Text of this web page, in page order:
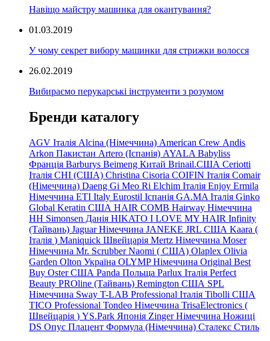
Навіщо майстру машинка для окантування?
01.03.2019
У чому секрет вибору машинки для стрижки волосся
26.02.2019
Вибираємо перукарські інструменти з розумом
Бренди каталогу
AGV Італія Alcina (Німеччина) American Crew Andis
Arkon Пакистан Artero (Іспанія) AYALA Babyliss
Франція Barburys Beimeng Китай Brinail.США Ceriotti
Італія CHI (США) Christina Cisoria COIFIN Італія Comair
(Німеччина) Daeng Gi Meo Ri Elchim Італія Enjoy Ermila
Німеччина ETI Italy Eurostil Іспанія GA.MA Італія Ginko
Global Keratin США HAIR COMB Hairway Німеччина
HH Simonsen Данія HIKATO I LOVE MY HAIR Infinity
(Тайвань) Jaguar Німеччина JANEKE JRL США Kaara (
Італія ) Maniquick Швейцарія Mertz Німеччина Moser
Німеччина Mr. Scrubber Naomi ( США) Olaplex Olivia
Garden Olton Україна OLYMP Німеччина Original Best
Buy Oster США Panda Польща Parlux Італія Perfect
Beauty PROline (Тайвань) Remington США SPL
Німеччина Sway T-LAB Professional Італія Tibolli США
TICO Professional Tondeo Німеччина TrisaElectronics (
Швейцарія ) YS.Park Японія Zinger Німеччина Ножиці
DS Опус Плацент Формула (Німеччина) Сталекс Стиль